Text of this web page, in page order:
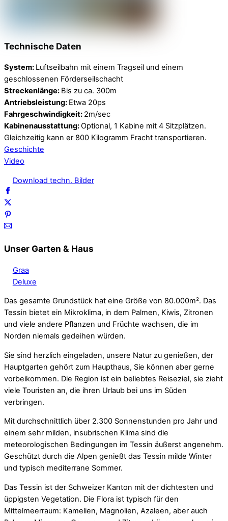
Technische Daten
System: Luftseilbahn mit einem Tragseil und einem
geschlossenen Förderseilschacht
Streckenlänge: Bis zu ca. 300m
Antriebsleistung: Etwa 20ps
Fahrgeschwindigkeit: 2m/sec
Kabinenausstattung:Optional, 1 Kabine mit 4 Sitzplätzen.
Gleichzeitig kann er 800 Kilogramm Fracht transportieren.
Geschichte
Video
Download techn. Bilder
Unser Garten & Haus
Graa
Deluxe
Das gesamte Grundstück hat eine Größe von 80.000m². Das
Tessin bietet ein Mikroklima, in dem Palmen, Kiwis, Zitronen
und viele andere Pflanzen und Früchte wachsen, die im
Norden niemals gedeihen würden.
Sie sind herzlich eingeladen, unsere Natur zu genießen, der
Hauptgarten gehört zum Haupthaus, Sie können aber gerne
vorbeikommen. Die Region ist ein beliebtes Reiseziel, sie zieht
viele Touristen an, die ihren Urlaub bei uns im Süden
verbringen.
Mit durchschnittlich über 2.300 Sonnenstunden pro Jahr und
einem sehr milden, insubrischen Klima sind die
meteorologischen Bedingungen im Tessin äußerst angenehm.
Geschützt durch die Alpen genießt das Tessin milde Winter
und typisch mediterrane Sommer.
Das Tessin ist der Schweizer Kanton mit der dichtesten und
üppigsten Vegetation. Die Flora ist typisch für den
Mittelmeerraum: Kamelien, Magnolien, Azaleen, aber auch